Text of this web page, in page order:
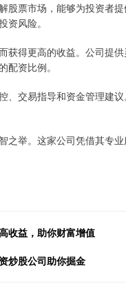
股票市场，能够为投资者
风险。
获得更高的收益。公司提
资比例。
、交易指导和资金管理建
之举。这家公司凭借其专
收益，助你财富增值
炒股公司助你掘金